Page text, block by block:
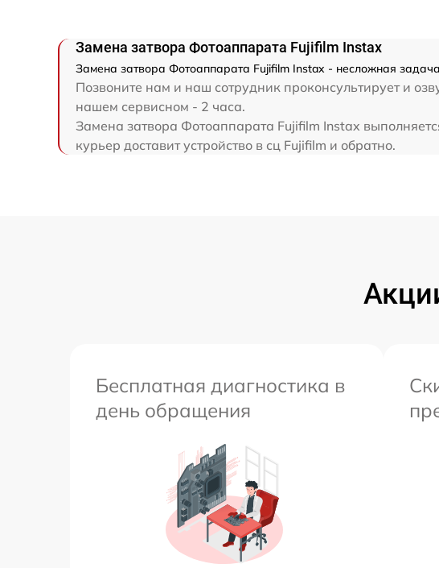
Замена затвора Фотоаппарата Fujifilm Instax
Замена затвора Фотоаппарата Fujifilm Instax - несложная
Позвоните нам и наш сотрудник проконсультирует и
нашем сервисном - 2 часа.
Замена затвора Фотоаппарата Fujifilm Instax
курьер доставит устройство в сц Fujifilm и обратно.
Бесплатная диагностика в
день обращения